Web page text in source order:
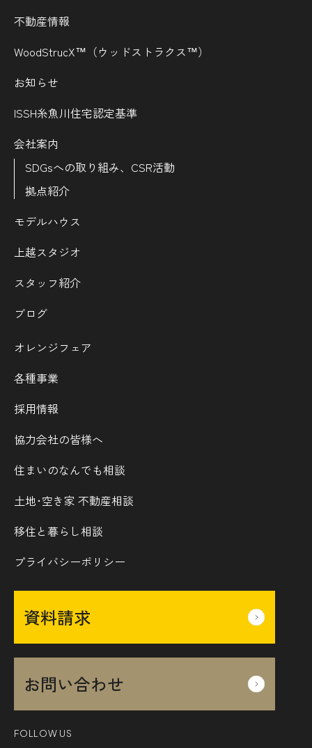
不動産情報
WoodStrucX™（ウッドストラクス™）
お知らせ
ISSH糸魚川住宅認定基準
会社案内
SDGsへの取り組み、CSR活動
拠点紹介
モデルハウス
上越スタジオ
スタッフ紹介
ブログ
オレンジフェア
各種事業
採用情報
協力会社の皆様へ
住まいのなんでも相談
土地･空き家 不動産相談
移住と暮らし相談
プライバシーポリシー
資料請求
お問い合わせ
FOLLOW US